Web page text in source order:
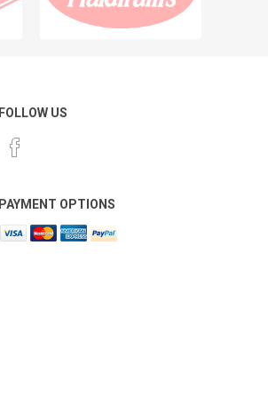
FOLLOW US
PAYMENT OPTIONS